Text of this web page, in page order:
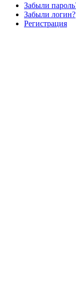
Забыли
Забыли логин?
Регистрация